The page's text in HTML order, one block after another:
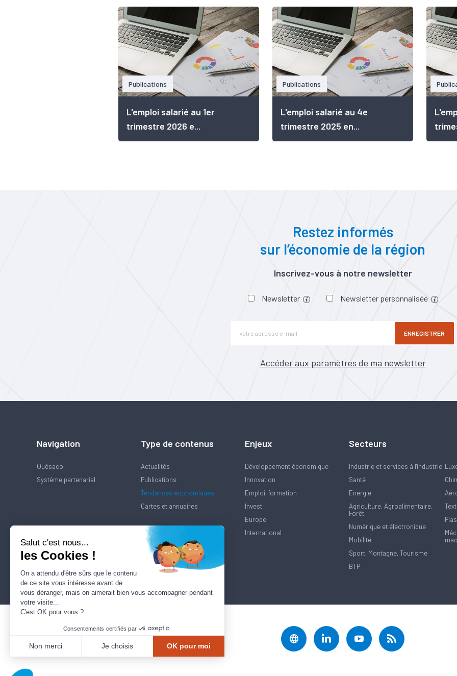
Publications
L'emploi salarié au 1er
trimestre 2026 e...
Publications
L'emploi salarié au 4e
trimestre 2025 en...
Restez informés
sur l’économie de la région
Inscrivez-vous à notre newsletter
Newsletter Newsletter personnalisée
ENREGISTRER
Accéder aux paramètres de ma newsletter
Navigation
Quésaco
Système partenarial
Type de contenus
Actualités
Publications
Tendances économiques
Cartes et annuaires
Enjeux
Développement économique
Innovation
Emploi, formation
Invest
Europe
International
Secteurs
Industrie et services à l'industrie
Santé
Energie
Agriculture, Agroalimentaire,
Forêt
Numérique et électronique
Mobilité
Sport, Montagne, Tourisme
BTP
Salut c'est nous...
les Cookies !
On a attendu d'être sûrs que le contenu
de ce site vous intéresse avant de
vous déranger, mais on aimerait bien vous accompagner pendant
votre visite...
C'est OK pour vous ?
Consentements certifiés par
Non merci Je choisis OK pour moi